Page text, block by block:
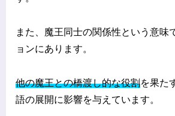
また、魔王同士の関係性という意味
ョンにあります。
他の魔王との橋渡し的な役割を果た
語の展開に影響を与えています。